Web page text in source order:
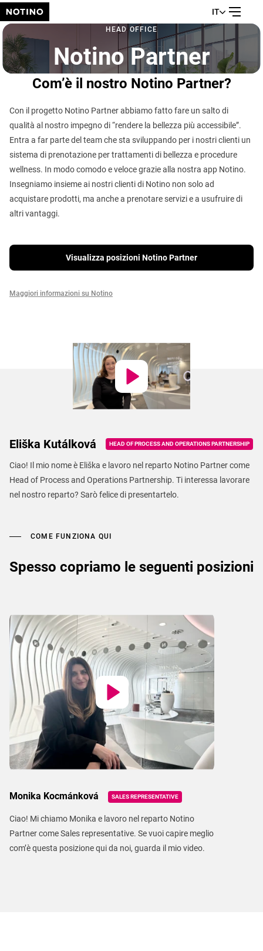
IT
HEAD OFFICE
Notino Partner
Com’è il nostro Notino Partner?
Con il progetto Notino Partner abbiamo fatto fare un salto di
qualità al nostro impegno di “rendere la bellezza più accessibile”.
Entra a far parte del team che sta sviluppando per i nostri clienti un
sistema di prenotazione per trattamenti di bellezza e procedure
wellness. In modo comodo e veloce grazie alla nostra app Notino.
Insegniamo insieme ai nostri clienti di Notino non solo ad
acquistare prodotti, ma anche a prenotare servizi e a usufruire di
altri vantaggi.
Visualizza posizioni Notino Partner
Maggiori informazioni su Notino
Eliška Kutálková HEAD OF PROCESS AND OPERATIONS PARTNERSHIP
Ciao! Il mio nome è Eliška e lavoro nel reparto Notino Partner come
Head of Process and Operations Partnership. Ti interessa lavorare
nel nostro reparto? Sarò felice di presentartelo.
COME FUNZIONA QUI
Spesso copriamo le seguenti posizioni
Monika Kocmánková SALES REPRESENTATIVE
Ciao! Mi chiamo Monika e lavoro nel reparto Notino
Partner come Sales representative. Se vuoi capire meglio
com’è questa posizione qui da noi, guarda il mio video.